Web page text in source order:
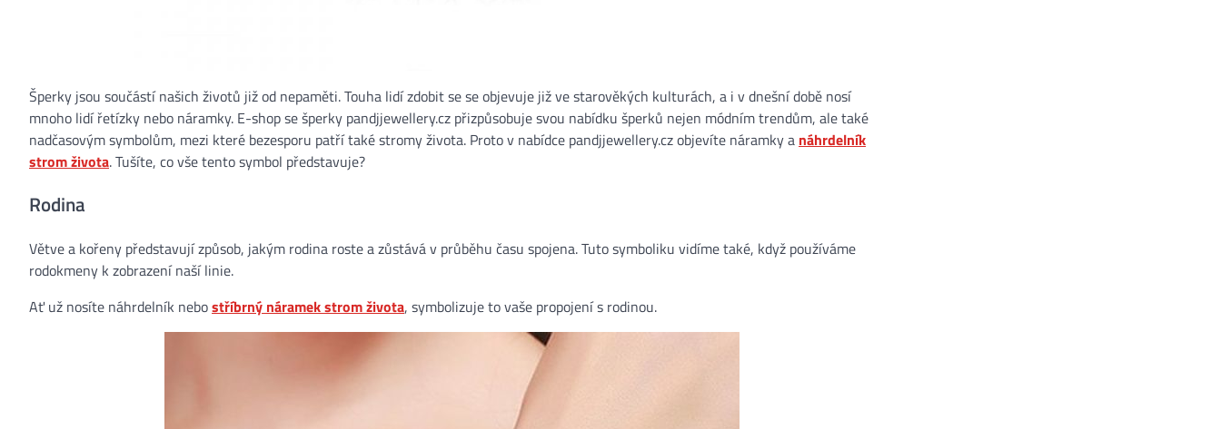
Šperky jsou součástí našich životů již od nepaměti. Touha lidí zdobit se se objevuje již ve starověkých kulturách, a i v dnešní době nosí
mnoho lidí řetízky nebo náramky. E-shop se šperky pandjjewellery.cz přizpůsobuje svou nabídku šperků nejen módním trendům, ale také
nadčasovým symbolům, mezi které bezesporu patří také stromy života. Proto v nabídce pandjjewellery.cz objevíte náramky a náhrdelník
strom života. Tušíte, co vše tento symbol představuje?
Rodina
Větve a kořeny představují způsob, jakým rodina roste a zůstává v průběhu času spojena. Tuto symboliku vidíme také, když používáme
rodokmeny k zobrazení naší linie.
Ať už nosíte náhrdelník nebostříbrný náramek strom života, symbolizuje to vaše propojení s rodinou.